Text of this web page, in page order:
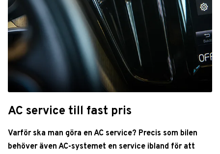
AC service till fast pris
Varför ska man göra en AC service? Precis som bilen
behöver även AC-systemet en service ibland för att